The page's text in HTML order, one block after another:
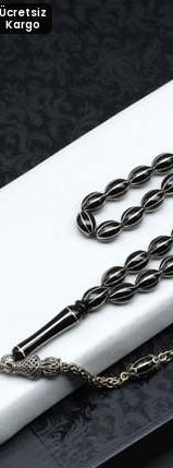
Ücretsiz
Kargo